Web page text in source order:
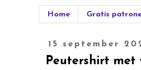
Home Gratis
15 september
Peutershirt met